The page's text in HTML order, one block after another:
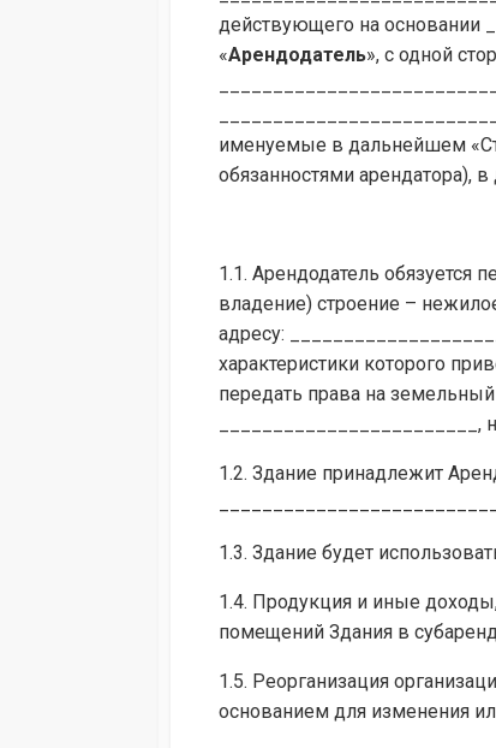
действующего на основании
«Арендодатель», с одной
именуемые в дальнейшем
обязанностями арендатора),
1.1. Арендодатель обязуется
владение) строение –
адресу:
характеристики которого
передать права на
1.2. Здание принадлежит
1.3. Здание будет
1.4. Продукция и иные
помещений Здания в
1.5. Реорганизация
основанием для изменения